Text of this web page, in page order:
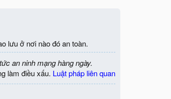
lưu ở nơi nào đó an toàn.
an ninh mạng hàng ngày.
làm điều xấu. Luật pháp liên quan